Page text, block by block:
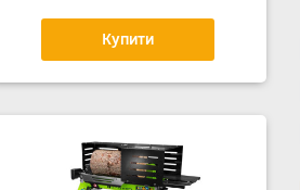
Купити